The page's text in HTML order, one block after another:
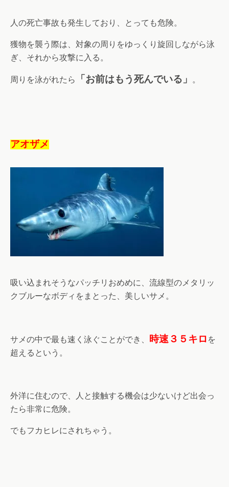
人の死亡事故も発生しており、とっても危険。
獲物を襲う際は、対象の周りをゆっくり旋回しながら泳
ぎ、それから攻撃に入る。
周りを泳がれたら 「お前はもう死んでいる」 。
アオザメ
吸い込まれそうなパッチリおめめに、流線型のメタリッ
クブルーなボディをまとった、美しいサメ。
サメの中で最も速く泳ぐことができ、 時速３５キロ を
超えるという。
外洋に住むので、人と接触する機会は少ないけど出会っ
たら非常に危険。
でもフカヒレにされちゃう。